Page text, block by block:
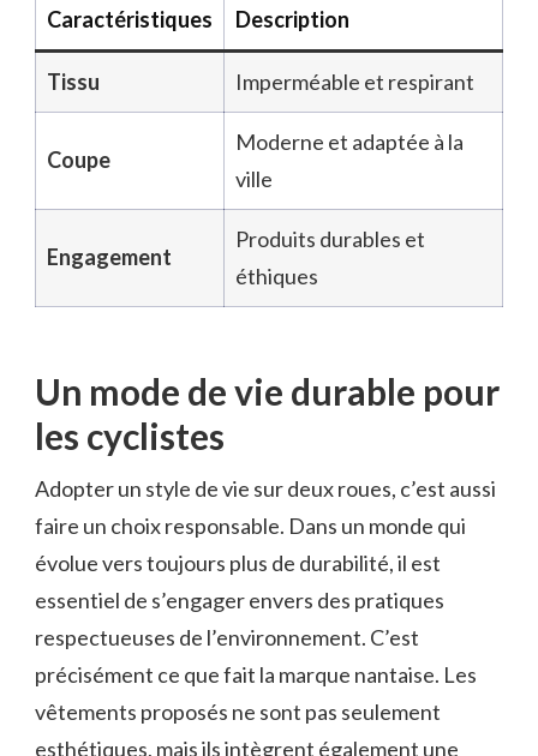
Caractéristiques Description
Tissu Imperméable et respirant
Coupe
Moderne et adaptée à la
ville
Engagement
Produits durables et
éthiques
Un mode de vie durable pour
les cyclistes
Adopter un style de vie sur deux roues, c’est aussi
faire un choix responsable. Dans un monde qui
évolue vers toujours plus de durabilité, il est
essentiel de s’engager envers des pratiques
respectueuses de l’environnement. C’est
précisément ce que fait la marque nantaise. Les
vêtements proposés ne sont pas seulement
esthétiques, mais ils intègrent également une